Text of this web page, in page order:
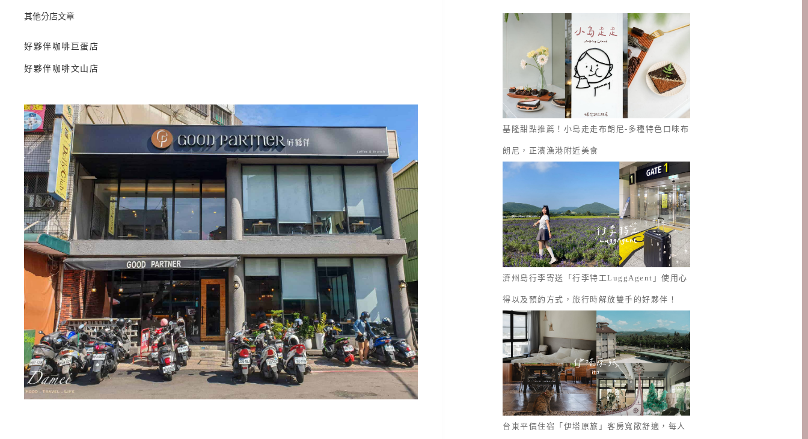
其他分店文章
好夥伴咖啡巨蛋店
好夥伴咖啡文山店
基隆甜點推薦！小島走走布朗尼-多種特色口味布
朗尼，正濱漁港附近美食
濟州島行李寄送「行李特工LuggAgent」使用心
得以及預約方式，旅行時解放雙手的好夥伴！
台東平價住宿「伊塔原旅」客房寬敞舒適，每人